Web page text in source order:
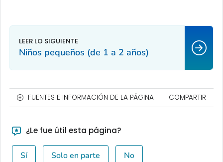
Niños pequeños (de 1 a 2 años)
FUENTES E INFORMACIÓN DE LA PÁGINA COMPARTIR
¿Le fue útil esta página?
Sí Solo en parte No